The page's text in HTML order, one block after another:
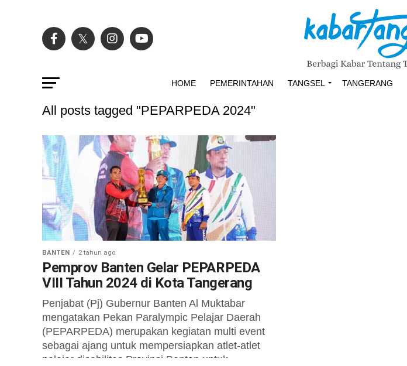
HOME PEMERINTAHAN TANGSEL TANGERANG
All posts tagged "PEPARPEDA 2024"
BANTEN 2 tahun ago
Pemprov Banten Gelar PEPARPEDA
VIII Tahun 2024 di Kota Tangerang
Penjabat (Pj) Gubernur Banten Al Muktabar
mengatakan Pekan Paralympic Pelajar Daerah
(PEPARPEDA) merupakan kegiatan multi event
sebagai ajang untuk mempersiapkan atlet-atlet
pelajar disabilitas Provinsi Banten untuk...